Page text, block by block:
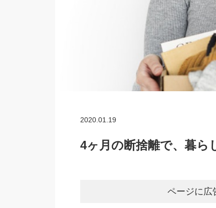
2020.01.19
4ヶ月の断捨離で、暮ら
ページに広